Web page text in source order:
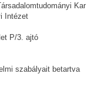
Kar
Intézet
P/3. ajtó
szabályait betartva